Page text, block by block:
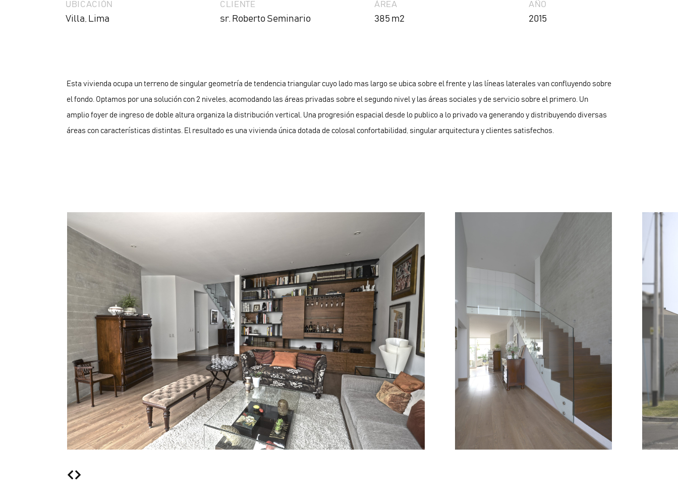
UBICACIÓN
Villa, Lima
CLIENTE
sr. Roberto Seminario
ÁREA
385 m2
AÑO
2015
Esta vivienda ocupa un terreno de singular geometría de tendencia triangular cuyo lado mas largo se ubica sobre el frente y las líneas laterales van confluyendo sobre
el fondo. Optamos por una solución con 2 niveles, acomodando las áreas privadas sobre el segundo nivel y las áreas sociales y de servicio sobre el primero. Un
amplio foyer de ingreso de doble altura organiza la distribución vertical. Una progresión espacial desde lo publico a lo privado va generando y distribuyendo diversas
áreas con características distintas. El resultado es una vivienda única dotada de colosal confortabilidad, singular arquitectura y clientes satisfechos.